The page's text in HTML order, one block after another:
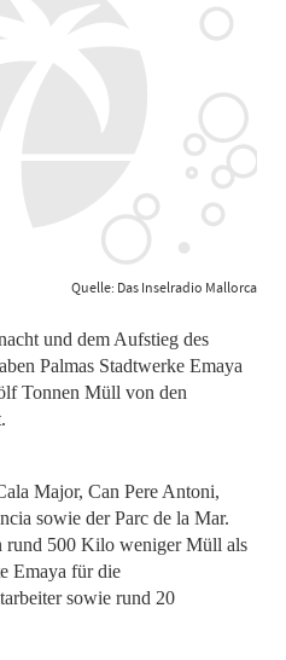
Quelle: Das Inselradio Mallorca
und dem Aufstieg des
Palmas Stadtwerke Emaya
Tonnen Müll von den
Major, Can Pere Antoni,
sowie der Parc de la Mar.
rund 500 Kilo weniger Müll als
Emaya für die
sowie rund 20